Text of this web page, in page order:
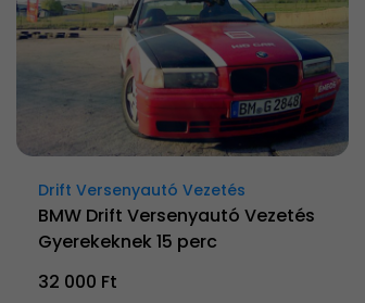
Drift Versenyautó Vezetés
BMW Drift Versenyautó Vezetés
Gyerekeknek 15 perc
32 000 Ft